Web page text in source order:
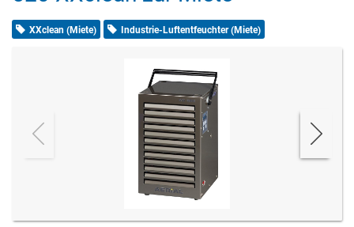
XXclean (Miete) Industrie-Luftentfeuchter (Miete)